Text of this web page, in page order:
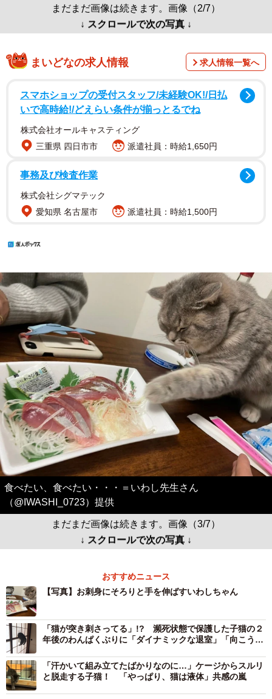
まだまだ画像は続きます。画像（2/7）
↓ スクロールで次の写真 ↓
まいどなの求人情報 求人情報一覧へ
スマホショップの受付スタッフ/未経験OK!/日払
いで高時給!/どえらい条件が揃っとるでね
株式会社オールキャスティング
三重県 四日市市
派遣社員：時給1,650円
事務及び検査作業
株式会社シグマテック
愛知県 名古屋市
派遣社員：時給1,500円
食べたい、食べたい・・・＝いわし先生さん
（@IWASHI_0723）提供
まだまだ画像は続きます。画像（3/7）
↓ スクロールで次の写真 ↓
おすすめニュース
【写真】お刺身にそろりと手を伸ばすいわしちゃん
「猫が突き刺さってる」!? 瀕死状態で保護した子猫の２
年後のわんぱくぶりに「ダイナミックな退室」「向こう側
「汗かいて組み立てたばかりなのに…」ケージからスルリ
と脱走する子猫！ 「やっぱり、猫は液体」共感の嵐